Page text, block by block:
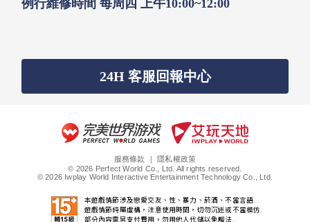
例行維修時間 每周四 上午10:00~12:00
24H 客服回報中心
服務條款
隱私權政策
© 2026 Perfect World Co., Ltd. All rights reserved.
© 2026 Iwplay World Interactive Entertainment Technology Co., Ltd.
本遊戲情節涉及戀愛交友、性、暴力、菸酒、不當言語.
遊戲情節純屬虛構，注意使用時間，切勿沉迷或不當模仿.
部分內容需另支付費用，勿用他人代儲以免觸法.